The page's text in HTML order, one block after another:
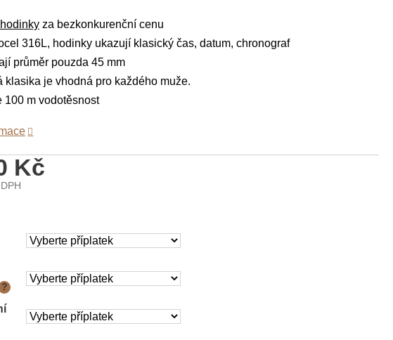
Kč
?
za bezkonkurenční cenu
316L, hodinky ukazují klasický čas, datum, chronograf
průměr pouzda 45 mm
klasika je vhodná pro každého muže.
100 m vodotěsnost